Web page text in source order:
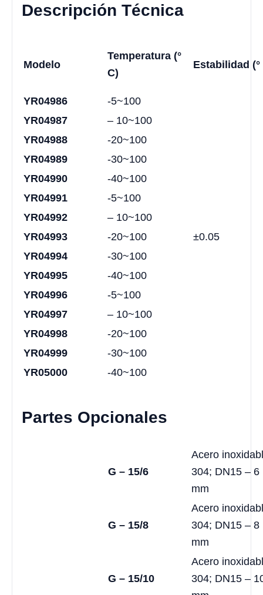
Descripción Técnica
Modelo
Temperatura (°
C)
Estabilidad (°
YR04986 -5~100
±0.05
YR04987
– 10~100
YR04988
-20~100
YR04989
-30~100
YR04990
-40~100
YR04991
-5~100
YR04992
– 10~100
YR04993
-20~100
YR04994
-30~100
YR04995
-40~100
YR04996
-5~100
YR04997
– 10~100
YR04998
-20~100
YR04999
-30~100
YR05000
-40~100
Partes Opcionales
G – 15/6
Acero
304; DN15 – 6
mm
G – 15/8
Acero
304; DN15 – 8
mm
G – 15/10
Acero
304; DN15 –